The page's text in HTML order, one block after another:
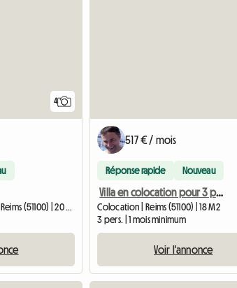
4
Chambre chez l'habitant | Reims (51100) | 20 M2
517 € / mois
Réponse rapide Nouveau
Villa en colocation pour 3 personnes (Reims - 51100)
Colocation | Reims (51100) | 18 M2
3 pers. | 1 mois minimum
Voir l'annonce